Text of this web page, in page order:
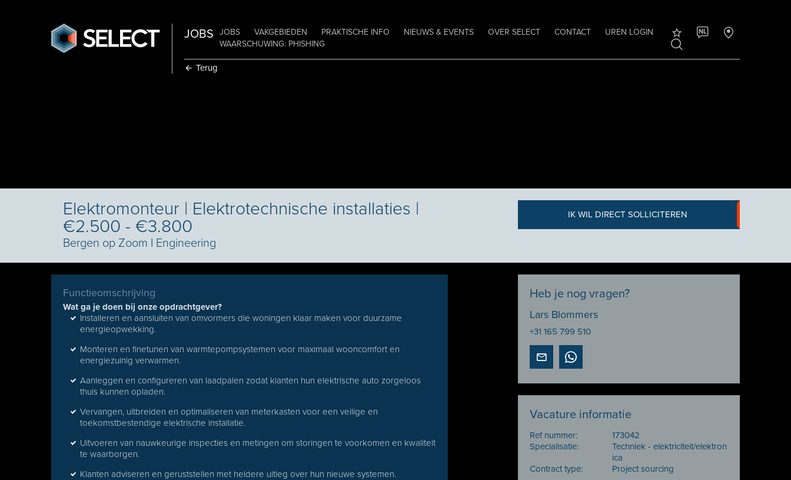
JOBS JOBS VAKGEBIEDEN PRAKTISCHE INFO NIEUWS & EVENTS OVER SELECT CONTACT
UREN LOGIN
WAARSCHUWING: PHISHING
NL
Terug
Elektromonteur | Elektrotechnische installaties |
€2.500 - €3.800
Bergen op Zoom I Engineering
IK WIL DIRECT SOLLICITEREN
Functieomschrijving
Wat ga je doen bij onze opdrachtgever?
Installeren en aansluiten van omvormers die woningen klaar maken voor duurzame
energieopwekking.
Monteren en finetunen van warmtepompsystemen voor maximaal wooncomfort en
energiezuinig verwarmen.
Aanleggen en configureren van laadpalen zodat klanten hun elektrische auto zorgeloos
thuis kunnen opladen.
Vervangen, uitbreiden en optimaliseren van meterkasten voor een veilige en
toekomstbestendige elektrische installatie.
Uitvoeren van nauwkeurige inspecties en metingen om storingen te voorkomen en kwaliteit
te waarborgen.
Klanten adviseren en geruststellen met heldere uitleg over hun nieuwe systemen.
Heb je nog vragen?
Lars Blommers
+31 165 799 510
Vacature informatie
Ref nummer:
173042
Specialisatie:
Techniek - elektriciteit/elektron
ica
Contract type:
Project sourcing